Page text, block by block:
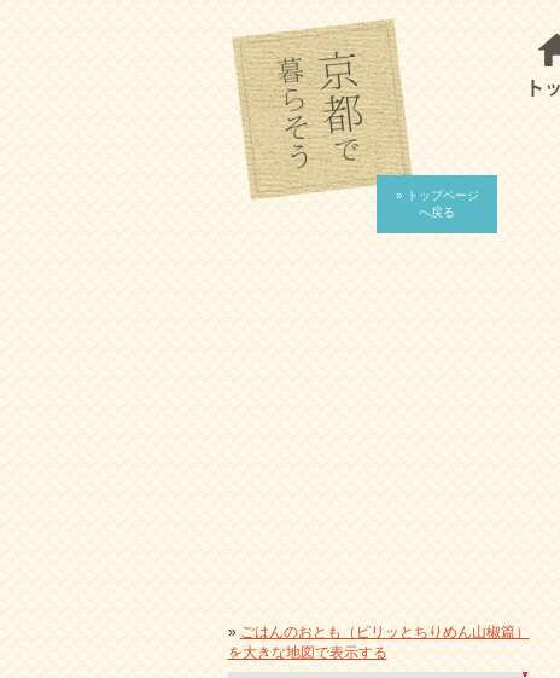
» トップページ
へ戻る
»ごはんのおとも（ピリッとちりめん山椒篇）
を大きな地図で表示する